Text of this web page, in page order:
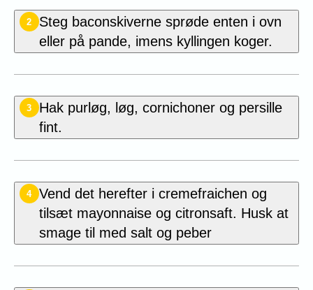
2
Steg baconskiverne sprøde enten i ovn
eller på pande, imens kyllingen koger.
3
Hak purløg, løg, cornichoner og persille
fint.
4
Vend det herefter i cremefraichen og
tilsæt mayonnaise og citronsaft. Husk at
smage til med salt og peber